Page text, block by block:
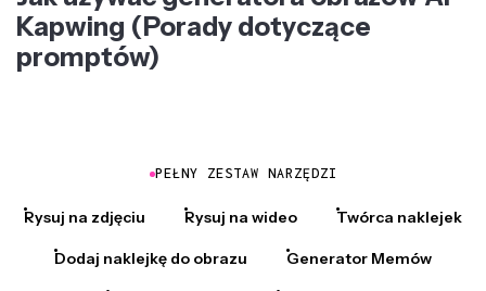
Kapwing (Porady dotyczące
promptów)
PEŁNY ZESTAW NARZĘDZI
Rysuj na zdjęciu Rysuj na wideo Twórca naklejek
Dodaj naklejkę do obrazu Generator Memów